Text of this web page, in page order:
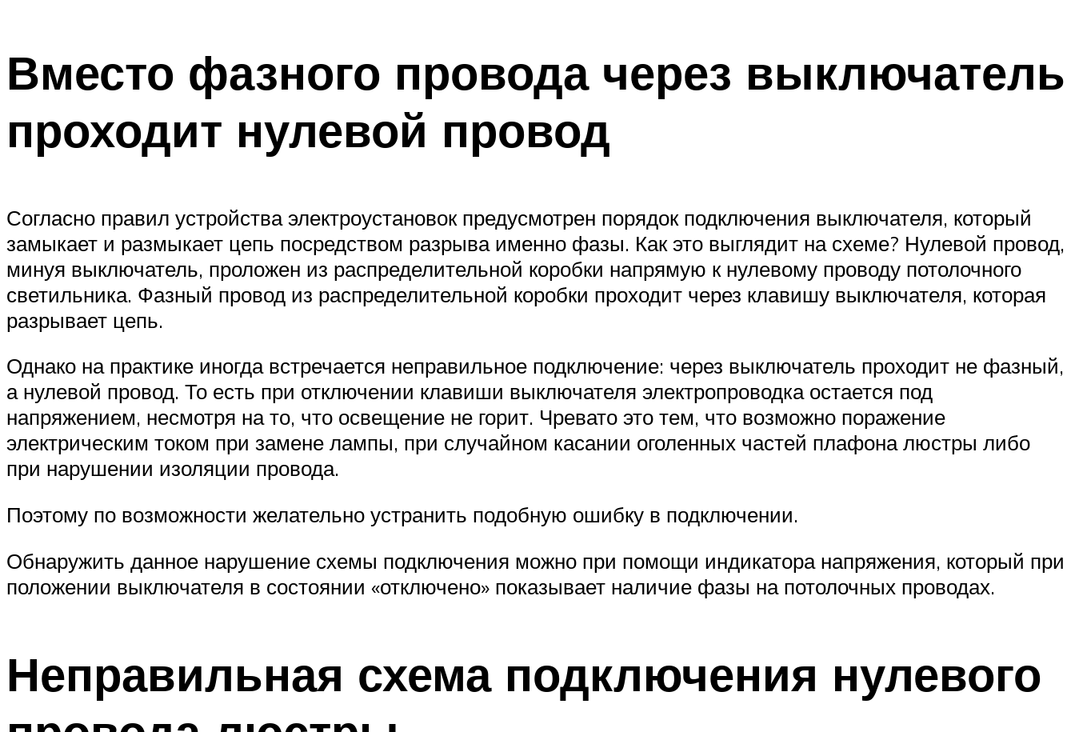
Вместо фазного провода через выключатель
проходит нулевой провод
Согласно правил устройства электроустановок предусмотрен порядок подключения выключателя, который
замыкает и размыкает цепь посредством разрыва именно фазы. Как это выглядит на схеме? Нулевой провод,
минуя выключатель, проложен из распределительной коробки напрямую к нулевому проводу потолочного
светильника. Фазный провод из распределительной коробки проходит через клавишу выключателя, которая
разрывает цепь.
Однако на практике иногда встречается неправильное подключение: через выключатель проходит не фазный,
а нулевой провод. То есть при отключении клавиши выключателя электропроводка остается под
напряжением, несмотря на то, что освещение не горит. Чревато это тем, что возможно поражение
электрическим током при замене лампы, при случайном касании оголенных частей плафона люстры либо
при нарушении изоляции провода.
Поэтому по возможности желательно устранить подобную ошибку в подключении.
Обнаружить данное нарушение схемы подключения можно при помощи индикатора напряжения, который при
положении выключателя в состоянии «отключено» показывает наличие фазы на потолочных проводах.
Неправильная схема подключения нулевого